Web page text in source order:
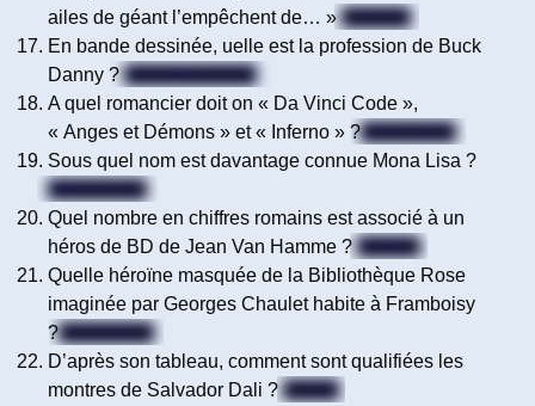
ailes de géant l’empêchent de… » Marcher
En bande dessinée, uelle est la profession de Buck
Danny ? Pilote / Aviateur
A quel romancier doit on « Da Vinci Code »,
« Anges et Démons » et « Inferno » ?Dan Brown
Sous quel nom est davantage connue Mona Lisa ?
La Joconde
Quel nombre en chiffres romains est associé à un
héros de BD de Jean Van Hamme ? 13 / XIII
Quelle héroïne masquée de la Bibliothèque Rose
imaginée par Georges Chaulet habite à Framboisy
?Fantômette
D’après son tableau, comment sont qualifiées les
montres de Salvador Dali ? Molles